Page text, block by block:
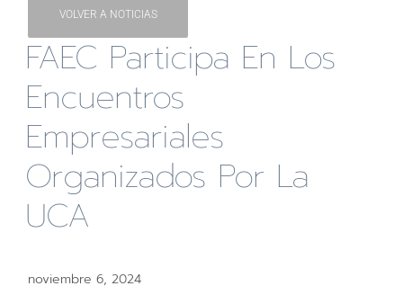
VOLVER A NOTICIAS
FAEC Participa En Los
Encuentros
Empresariales
Organizados Por La
UCA
noviembre 6, 2024